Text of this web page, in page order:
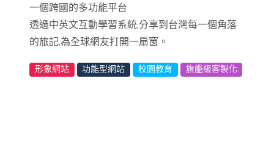
一個跨國的多功能平台
透過中英文互動學習系統,分享到台灣每一個角落
的旅記,為全球網友打開一扇窗。
形象網站 功能型網站 校園教育 旗艦級客製化